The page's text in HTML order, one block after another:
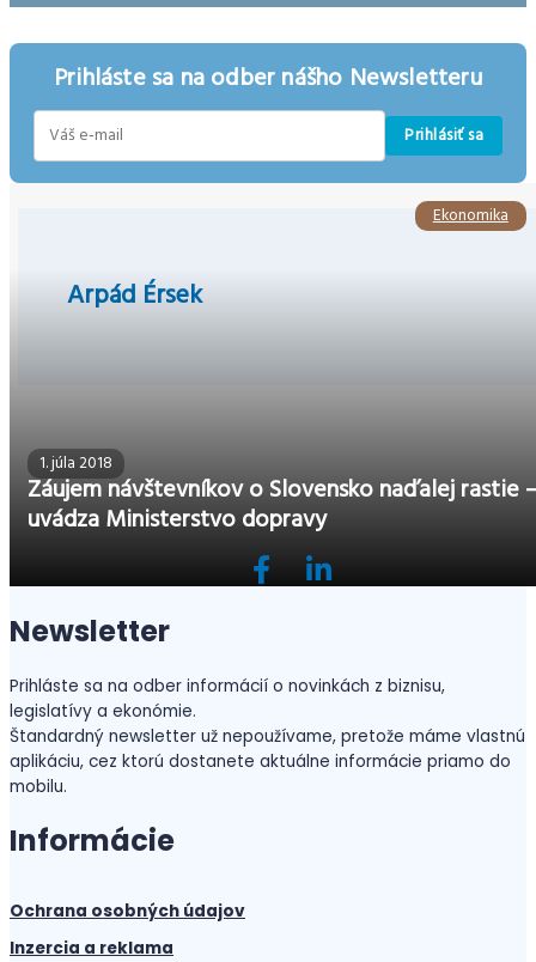
Prihláste sa na odber nášho Newsletteru
Prihlásiť sa
Arpád Érsek
1. júla 2018
Záujem návštevníkov o Slovensko naďalej rastie
uvádza Ministerstvo dopravy
Ekonomika
Newsletter
Prihláste sa na odber informácií o novinkách z biznisu,
legislatívy a ekonómie.
Štandardný newsletter už nepoužívame, pretože máme vlastnú
aplikáciu, cez ktorú dostanete aktuálne informácie priamo do
mobilu.
Informácie
Ochrana osobných údajov
Inzercia a reklama